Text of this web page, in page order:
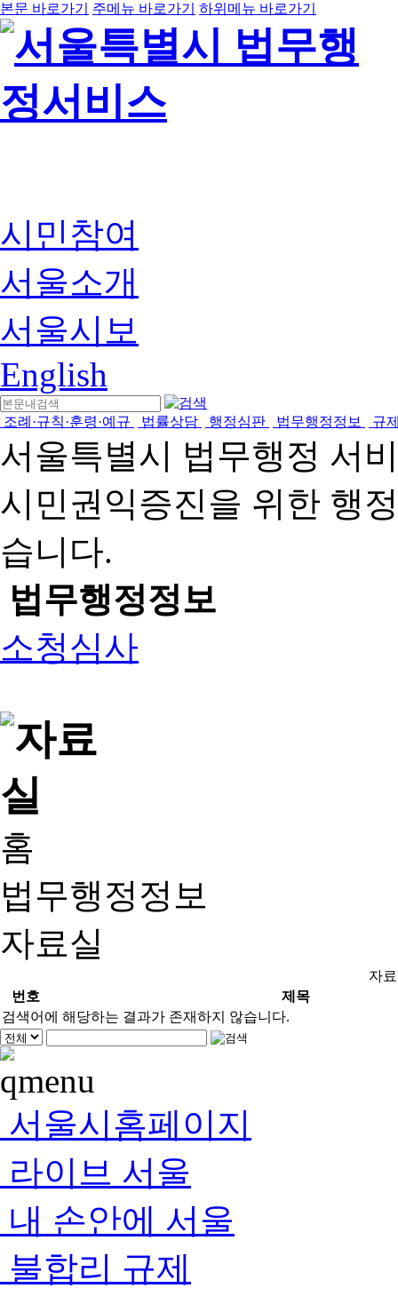
본문 바로가기 주메뉴 바로가기 하위메뉴 바로가기
시민참여
서울소개
서울시보
English
조례·규칙·훈령·예규 법률상담 행정심판 법무행정정보 규
서울특별시 법무행정 서
시민권익증진을 위한 행
습니다.
법무행정정보
소청심사
홈
법무행정정보
자료실
자
번호
제목
검색어에 해당하는 결과가 존재하지 않습니다.
서울시홈페이지
라이브 서울
내 손안에 서울
불합리 규제